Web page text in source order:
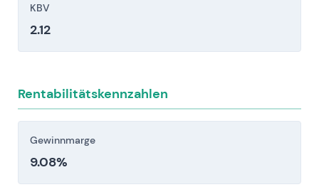
Verbrauchsmaterialien erheblich senken.
Operatives und finanzielles Risiko durch
Integrationsschwierigkeiten nach Akquisitionen.
KBV
2.12
Rentabilitätskennzahlen
Gewinnmarge
9.08%